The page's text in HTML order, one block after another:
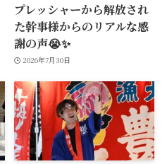
プレッシャーから解放され
た幹事様からのリアルな感
謝の声😭✨
2026年7月30日